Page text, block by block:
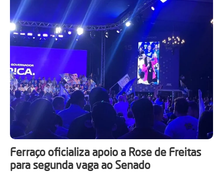
Ferraço oficializa apoio a Rose de Freitas
para segunda vaga ao Senado